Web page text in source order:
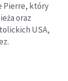
Pierre, który
oraz
USA,